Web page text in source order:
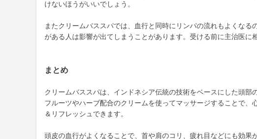
けないほうがいいでしょう。
またクリームバススパでは、血行と同時にリンパの流れもよくなる
がある人は影響が出てしまうことがあります。受ける前に主治医に
まとめ
クリームバススパは、インドネシア伝統の技術をベースにした頭部
フルーツやハーブ配合のクリームを使ってマッサージすることで、
＆リフレッシュできます。
頭皮の血行がよくなることで、首や肩のコリ、疲れ目などにも効果